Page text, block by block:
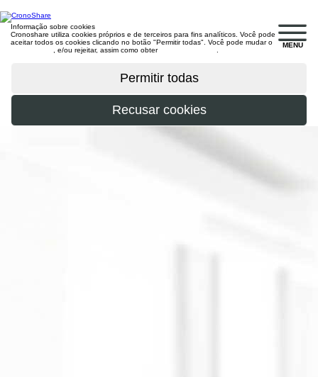
MENU
Informação sobre cookies
Cronoshare utiliza cookies próprios e de terceiros para fins analíticos. Você pode
aceitar todos os cookies clicando no botão "Permitir todas". Você pode mudar o
, e/ou rejeitar, assim como obter